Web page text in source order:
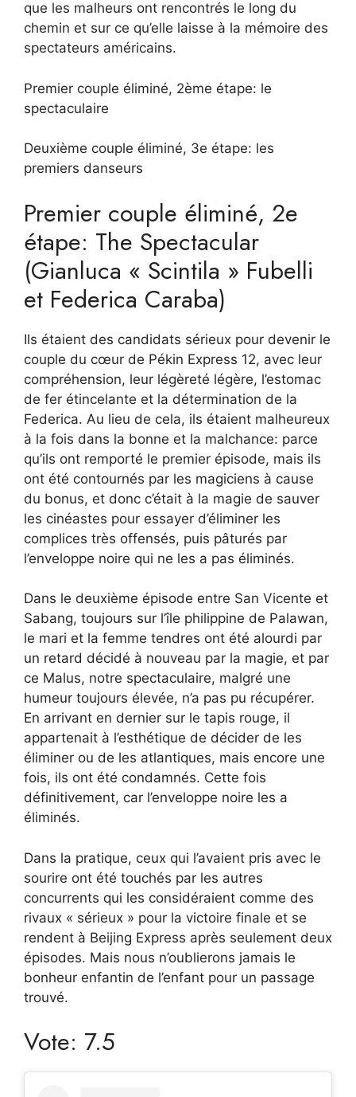
que les malheurs ont rencontrés le long du
chemin et sur ce qu’elle laisse à la mémoire des
spectateurs américains.
Premier couple éliminé, 2ème étape: le
spectaculaire
Deuxième couple éliminé, 3e étape: les
premiers danseurs
Premier couple éliminé, 2e
étape: The Spectacular
(Gianluca « Scintila » Fubelli
et Federica Caraba)
Ils étaient des candidats sérieux pour devenir le
couple du cœur de Pékin Express 12, avec leur
compréhension, leur légèreté légère, l’estomac
de fer étincelante et la détermination de la
Federica. Au lieu de cela, ils étaient malheureux
à la fois dans la bonne et la malchance: parce
qu’ils ont remporté le premier épisode, mais ils
ont été contournés par les magiciens à cause
du bonus, et donc c’était à la magie de sauver
les cinéastes pour essayer d’éliminer les
complices très offensés, puis pâturés par
l’enveloppe noire qui ne les a pas éliminés.
Dans le deuxième épisode entre San Vicente et
Sabang, toujours sur l’île philippine de Palawan,
le mari et la femme tendres ont été alourdi par
un retard décidé à nouveau par la magie, et par
ce Malus, notre spectaculaire, malgré une
humeur toujours élevée, n’a pas pu récupérer.
En arrivant en dernier sur le tapis rouge, il
appartenait à l’esthétique de décider de les
éliminer ou de les atlantiques, mais encore une
fois, ils ont été condamnés. Cette fois
définitivement, car l’enveloppe noire les a
éliminés.
Dans la pratique, ceux qui l’avaient pris avec le
sourire ont été touchés par les autres
concurrents qui les considéraient comme des
rivaux « sérieux » pour la victoire finale et se
rendent à Beijing Express après seulement deux
épisodes. Mais nous n’oublierons jamais le
bonheur enfantin de l’enfant pour un passage
trouvé.
Vote: 7.5